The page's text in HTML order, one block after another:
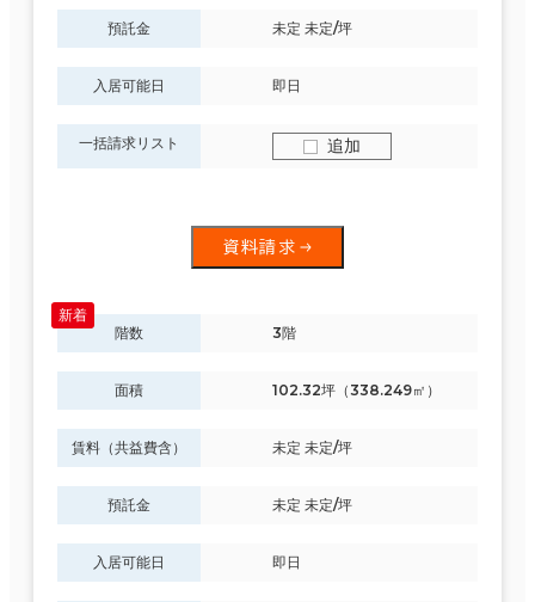
預託金 未定 未定/坪
入居可能日 即日
一括請求リスト 追加
資料請求
階数 3階
面積 102.32坪（338.249㎡）
賃料（共益費含） 未定 未定/坪
預託金 未定 未定/坪
入居可能日 即日